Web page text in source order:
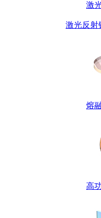
激
激光反射
熔
高